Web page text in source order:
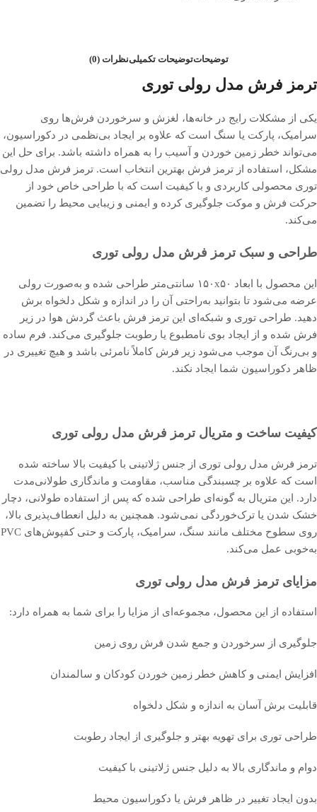
توضیحاتتوضیحات تکمیلینظرات (0)
ترمز فرش مدل رولی توری
یکی از مشکلات رایج در خانه‌ها، لغزش و سرخوردن فرش‌ها روی
سرامیک، پارکت یا سنگ است که علاوه بر ایجاد بی‌نظمی در دکوراسیون،
می‌تواند خطر زمین خوردن و آسیب را به همراه داشته باشد. برای حل این
مشکل، استفاده از ترمز فرش بهترین انتخاب است. ترمز فرش مدل رولی
توری محصولی کاربردی و با کیفیت است که با طراحی خاص خود از
حرکت فرش و موکت جلوگیری کرده و ایمنی و زیبایی محیط را تضمین
می‌کند.
طراحی و سبک ترمز فرش مدل رولی توری
این محصول با ابعاد ۱۵۰x۵۰ سانتی‌متر طراحی شده و به‌صورت رولی
عرضه می‌شود تا بتوانید به‌راحتی آن را در اندازه و شکل دلخواه برش
دهید. طراحی توری و شبکه‌ای این ترمز فرش باعث گردش هوا در زیر
فرش شده و از ایجاد بوی نامطبوع یا رطوبت جلوگیری می‌کند. فرم ساده
و بی‌رنگ آن موجب می‌شود زیر فرش کاملاً نامرئی باشد و هیچ تغییری در
ظاهر دکوراسیون شما ایجاد نکند.
کیفیت ساخت و متریال ترمز فرش مدل رولی توری
ترمز فرش مدل رولی توری از جنس ژلاتینی با کیفیت بالا ساخته شده
است که علاوه بر چسبندگی مناسب، مقاومت و ماندگاری طولانی‌مدت
دارد. این متریال به گونه‌ای طراحی شده که پس از استفاده طولانی، دچار
خشک شدن یا ترک‌خوردگی نمی‌شود. همچنین به دلیل انعطاف‌پذیری بالا،
روی سطوح مختلف مانند سنگ، سرامیک، پارکت و حتی کفپوش‌های PVC
به‌خوبی عمل می‌کند.
مزایای ترمز فرش مدل رولی توری
استفاده از این محصول، مجموعه‌ای از مزایا را برای شما به همراه دارد:
جلوگیری از سرخوردن و جمع شدن فرش روی زمین
افزایش ایمنی و کاهش خطر زمین خوردن کودکان و سالمندان
قابلیت برش آسان به اندازه و شکل دلخواه
طراحی توری برای تهویه بهتر و جلوگیری از ایجاد رطوبت
دوام و ماندگاری بالا به دلیل جنس ژلاتینی با کیفیت
بدون ایجاد تغییر در ظاهر فرش یا دکوراسیون محیط